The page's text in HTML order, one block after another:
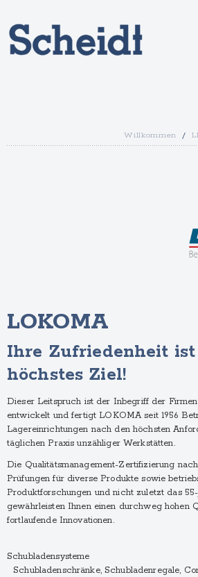
Willkommen /
LOKOMA
Ihre Zufriedenheit
höchstes Ziel!
Dieser Leitspruch ist der Inbegriff der
entwickelt und fertigt LOKOMA seit 1956
Lagereinrichtungen nach den höchsten
täglichen Praxis unzähliger Werkstätten.
Die Qualitätsmanagement-Zertifizierung
Prüfungen für diverse Produkte sowie
Produktforschungen und nicht zuletzt das
gewährleisten Ihnen einen durchweg hohen
fortlaufende Innovationen.
Schubladensysteme
Schubladenschränke, Schubladenregale,